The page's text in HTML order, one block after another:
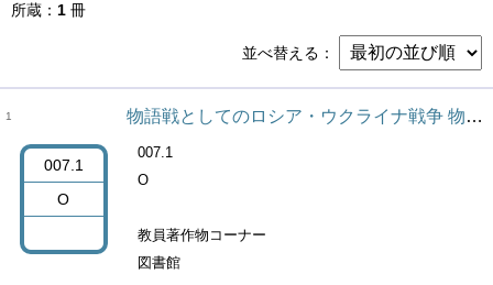
所蔵 1 冊
並べ替える
1
007.1
O
物語戦としてのロシア・ウクライナ戦争 物語生成のポストナラトロジーの一展開
007.1
O
教員著作物コーナー
図書館